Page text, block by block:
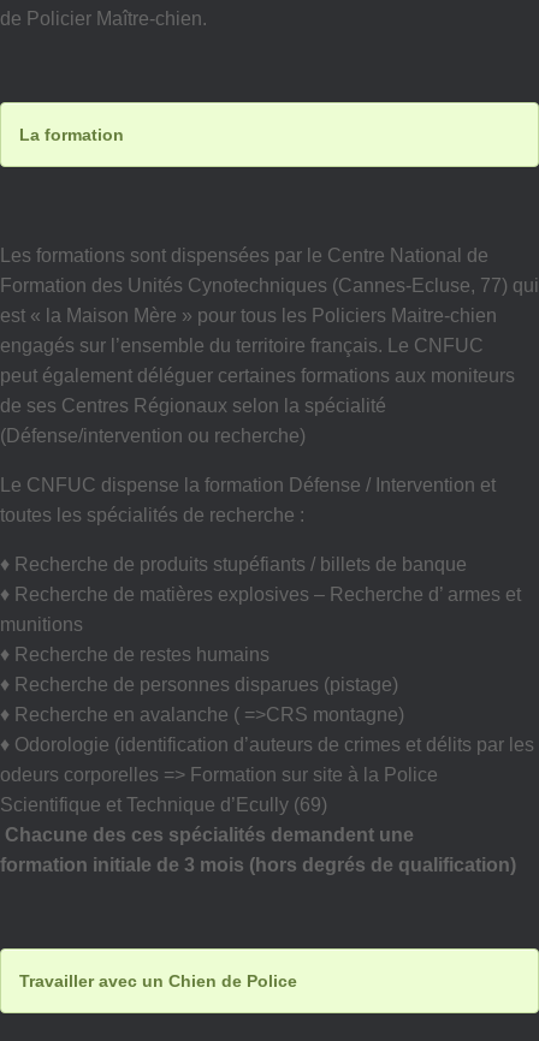
de Policier Maître-chien.
La formation
Les formations sont dispensées par le Centre National de
Formation des Unités Cynotechniques (Cannes-Ecluse, 77) qui
est « la Maison Mère » pour tous les Policiers Maitre-chien
engagés sur l’ensemble du territoire français. Le CNFUC
peut également déléguer certaines formations aux moniteurs
de ses Centres Régionaux selon la spécialité
(Défense/intervention ou recherche)
Le CNFUC dispense la formation Défense / Intervention et
toutes les spécialités de recherche :
♦ Recherche de produits stupéfiants / billets de banque
♦ Recherche de matières explosives – Recherche d’ armes et
munitions
♦ Recherche de restes humains
♦ Recherche de personnes disparues (pistage)
♦ Recherche en avalanche ( =>CRS montagne)
♦ Odorologie (identification d’auteurs de crimes et délits par les
odeurs corporelles => Formation sur site à la Police
Scientifique et Technique d’Ecully (69)
Chacune des ces spécialités demandent une
formation initiale de 3 mois (hors degrés de qualification)
Travailler avec un Chien de Police